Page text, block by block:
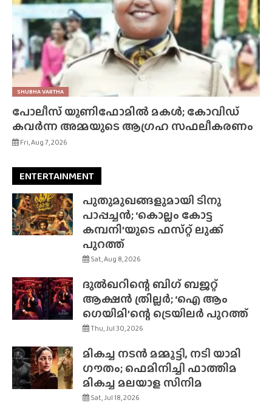
SHUBHA VARTHA
പോലീസ് യൂണിഫോമിൽ മകൾ; കോവിഡ്
കവർന്ന അമ്മയുടെ ആഗ്രഹ സഫലീകരണം
Fri, Aug 7, 2026
ENTERTAINMENT
പുതുമുഖങ്ങളുമായി ടിനു
പാപ്പച്ചൻ; ‘കൊല്ലം കോട്ട
കമ്പനി’യുടെ ഫസ്‌റ്റ് ലുക്ക്
പുറത്ത്
Sat, Aug 8, 2026
ദുൽഖറിന്റെ ബിഗ് ബജറ്റ്
ആക്ഷൻ ത്രില്ലർ; ‘ഐ ആം
ഗെയിമി’ന്റെ ട്രെയിലർ പുറത്ത്
Thu, Jul 30, 2026
മികച്ച നടൻ മമ്മൂട്ടി, നടി യാമി
ഗൗതം; ഫെമിനിച്ചി ഫാത്തിമ
മികച്ച മലയാള സിനിമ
Sat, Jul 18, 2026